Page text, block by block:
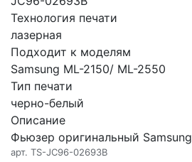
Технология печати
лазерная
Подходит к моделям
Samsung ML-2150/ ML-2550
Тип печати
черно-белый
Описание
Фьюзер оригинальный Samsung
арт. TS-JC96-02693B